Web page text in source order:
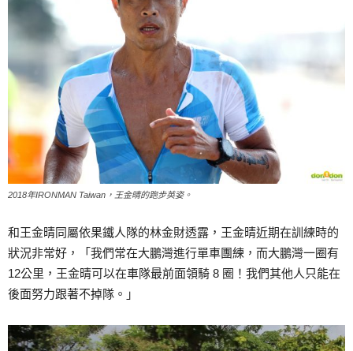
2018年IRONMAN Taiwan，王金晴的跑步英姿。
和王金晴同屬依果鐵人隊的林金財透露，王金晴近期在訓練時的
狀況非常好，「我們常在大鵬灣進行單車團練，而大鵬灣一圈有
12公里，王金晴可以在車隊最前面領騎 8 圈！我們其他人只能在
後面努力跟著不掉隊。」